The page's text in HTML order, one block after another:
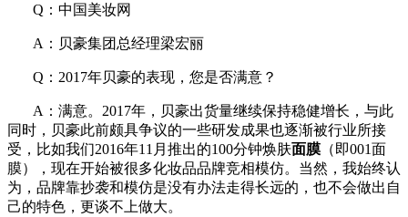
Q：中国美妆网
A：贝豪集团总经理梁宏丽
Q：2017年贝豪的表现，您是否满意？
A：满意。2017年，贝豪出货量继续保持稳健增长，与此
同时，贝豪此前颇具争议的一些研发成果也逐渐被行业所接
受，比如我们2016年11月推出的100分钟焕肤面膜 （即001面
膜），现在开始被很多化妆品品牌竞相模仿。当然，我始终认
为，品牌靠抄袭和模仿是没有办法走得长远的，也不会做出自
己的特色，更谈不上做大。